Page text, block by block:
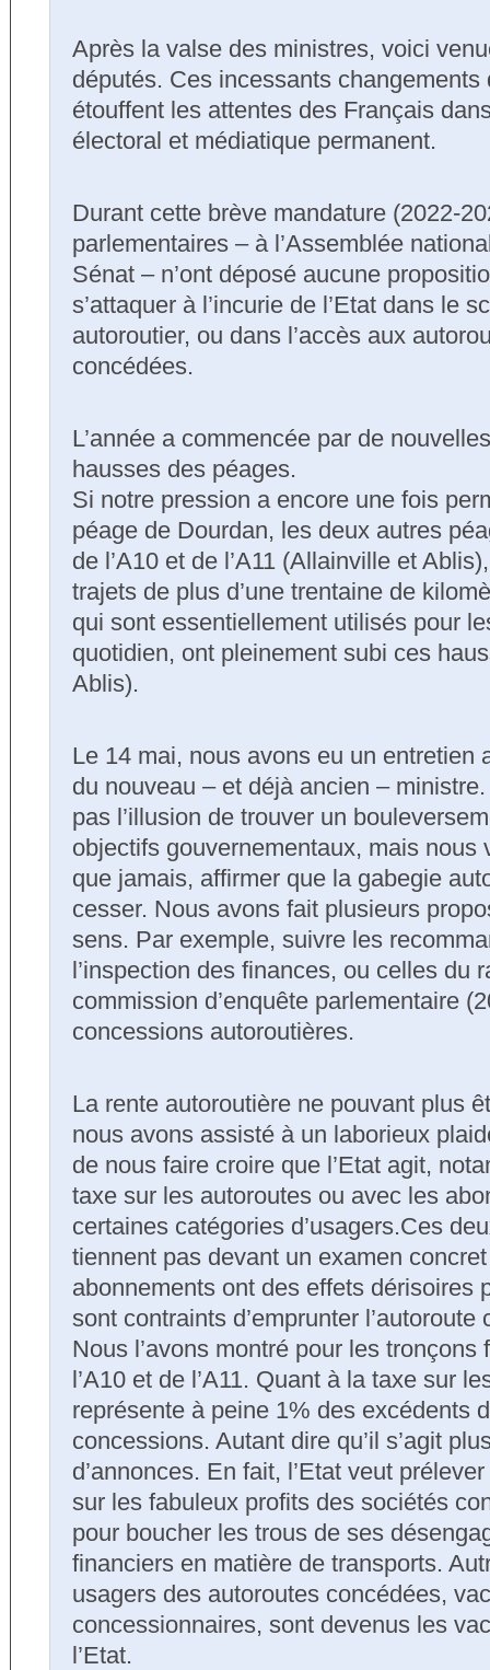
Après la valse des ministres, voici
députés. Ces incessants changements
étouffent les attentes des Français
électoral et médiatique permanent.
Durant cette brève mandature (2022-
parlementaires – à l’Assemblée
Sénat – n’ont déposé aucune
s’attaquer à l’incurie de l’Etat dans le
autoroutier, ou dans l’accès aux
concédées.
L’année a commencée par de
hausses des péages.
Si notre pression a encore une fois
péage de Dourdan, les deux autres
de l’A10 et de l’A11 (Allainville et
trajets de plus d’une trentaine de
qui sont essentiellement utilisés pour
quotidien, ont pleinement subi ces
Ablis).
Le 14 mai, nous avons eu un entretien
du nouveau – et déjà ancien – ministre.
pas l’illusion de trouver un
objectifs gouvernementaux, mais nous
que jamais, affirmer que la gabegie
cesser. Nous avons fait plusieurs
sens. Par exemple, suivre les
l’inspection des finances, ou celles du
commission d’enquête parlementaire
concessions autoroutières.
La rente autoroutière ne pouvant plus
nous avons assisté à un laborieux
de nous faire croire que l’Etat agit,
taxe sur les autoroutes ou avec les
certaines catégories d’usagers.Ces
tiennent pas devant un examen
abonnements ont des effets dérisoires
sont contraints d’emprunter l’autoroute
Nous l’avons montré pour les tronçons
l’A10 et de l’A11. Quant à la taxe sur
représente à peine 1% des excédents
concessions. Autant dire qu’il s’agit
d’annonces. En fait, l’Etat veut
sur les fabuleux profits des sociétés
pour boucher les trous de ses
financiers en matière de transports.
usagers des autoroutes concédées,
concessionnaires, sont devenus les
l’Etat.